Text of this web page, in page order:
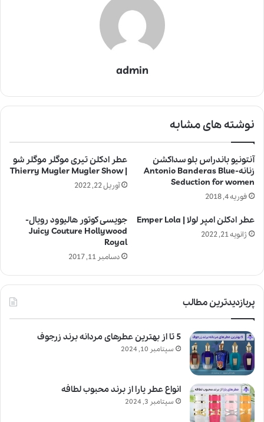
admin
نوشته های مشابه
آنتونیو باندراس بلو سداکشن
زنانه-Antonio Banderas Blue
Seduction for women
فوریه 4, 2018
عطر ادکلن تیری موگلر موگلر شو
| Thierry Mugler Mugler Show
آوریل 22, 2022
عطر ادکلن امپر لولا | Emper Lola
ژانویه 21, 2022
جویسی کوتور هالیوود رویال-
Juicy Couture Hollywood
Royal
دسامبر 11, 2017
پربازدیدترین مطالب
5 تا از بهترین عطرهای مردانه برند زرجوف
سپتامبر 10, 2024
انواع عطر یارا از برند محبوب لطافه
سپتامبر 3, 2024